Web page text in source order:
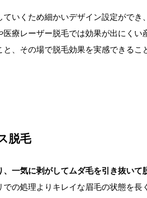
いくため細かいデザイン設定ができ、
療レーザー脱毛では効果が出にくい
、その場で脱毛効果を実感できるこ
脱毛
一気に剥がしてムダ毛を引き抜いて
の処理よりキレイな眉毛の状態を長